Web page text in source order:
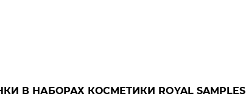
В НАБОРАХ КОСМЕТИКИ ROYAL SAMPLES